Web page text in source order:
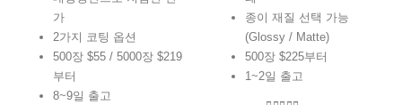
be
chosen
the
be
chosen
the
가
2가지 코팅 옵션
500장 $55 / 5000장 $219
부터
8~9일 출고
may
be
chosen
on
may
be
chosen
on
종이 재질 선택 가능
(Glossy / Matte)
500장 $225부터
1~2일 출고